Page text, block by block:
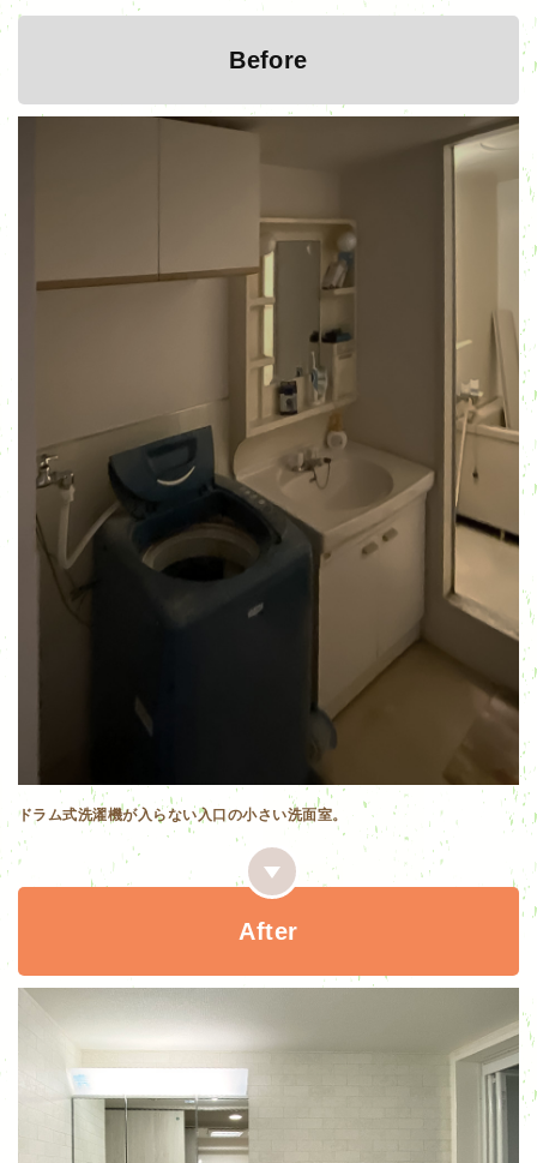
Before
ドラム式洗濯機が入らない入口の小さい洗面室。
After